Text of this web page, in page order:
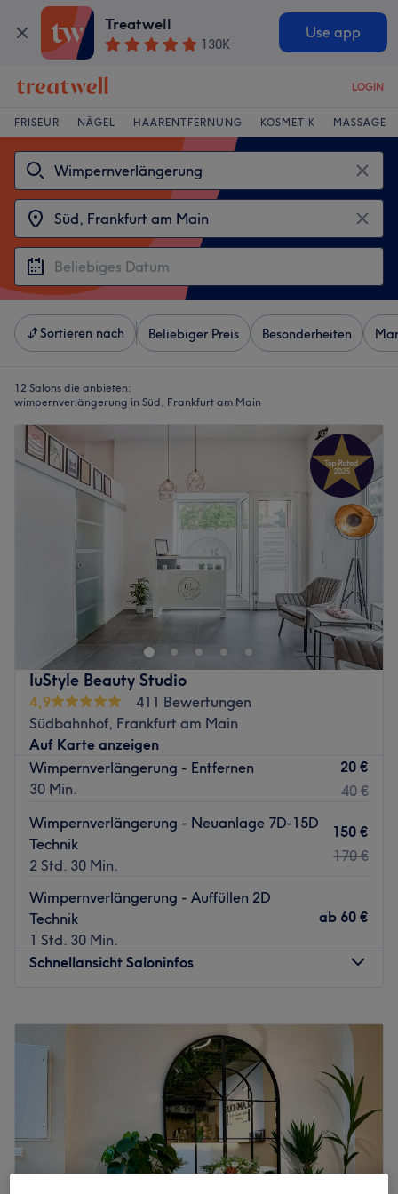
Treatwell
130K
Use app
LOGIN
FRISEUR NÄGEL HAARENTFERNUNG KOSMETIK MASSAGE
Sortieren nach Beliebiger Preis Besonderheiten
12 Salons die anbieten:
wimpernverlängerung in Süd, Frankfurt am Main
IuStyle Beauty Studio
4,9
411 Bewertungen
Südbahnhof, Frankfurt am Main
Auf Karte anzeigen
Wimpernverlängerung - Entfernen
30 Min.
20 €
40 €
Wimpernverlängerung - Neuanlage 7D-15D
Technik
2 Std. 30 Min.
150 €
170 €
Wimpernverlängerung - Auffüllen 2D
Technik
1 Std. 30 Min.
ab 60 €
Schnellansicht Saloninfos
Mittwoch
10:00
18:00
10:00
18:00
10:00 18:00
Sonntag
Geschlossen